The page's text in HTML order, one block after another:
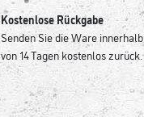
Kostenlose Rückgabe
Senden Sie die Ware innerhalb
von 14 Tagen kostenlos zurück.